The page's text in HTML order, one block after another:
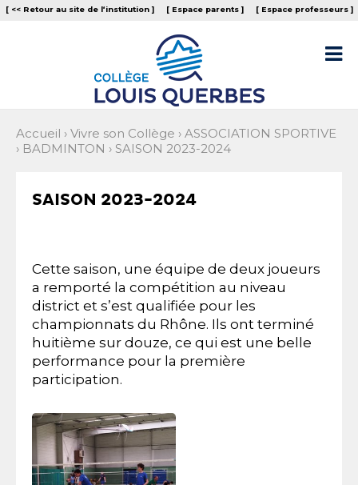
Aller
au
Outils
personnels
[ << Retour au site de l‘institution ] [ Espace parents ] [ Espace professeurs ]

Accueil › Vivre son Collège › ASSOCIATION SPORTIVE
› BADMINTON › SAISON 2023-2024
SAISON 2023-2024
Cette saison, une équipe de deux joueurs
a remporté la compétition au niveau
district et s’est qualifiée pour les
championnats du Rhône. Ils ont terminé
huitième sur douze, ce qui est une belle
performance pour la première
participation.